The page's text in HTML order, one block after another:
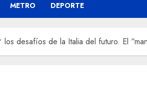
METRO DEPORTE
los desafíos de la Italia del futuro. El